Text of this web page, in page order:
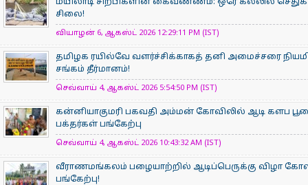
மயிலாடி சிற்பிகளின் கைவண்ணம்: ஒரே கல்லில்
சிலை!
வியாழன் 6, ஆகஸ்ட் 2026 12:29:11 PM (IST)
தமிழக ரயில்வே வளர்ச்சிக்காகத் தனி அமைச்சரை
சங்கம் தீர்மானம்!
செவ்வாய் 4, ஆகஸ்ட் 2026 5:54:50 PM (IST)
கன்னியாகுமரி பகவதி அம்மன் கோவிலில் ஆடி களப
பக்தர்கள் பங்கேற்பு
செவ்வாய் 4, ஆகஸ்ட் 2026 10:43:32 AM (IST)
வீராணமங்கலம் பழையாற்றில் ஆடிப்பெருக்கு விழா
பங்கேற்பு!